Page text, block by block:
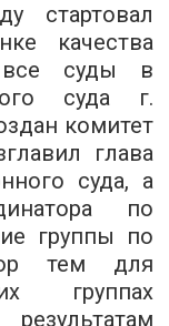
стартовал
качества
все суды в
суда г.
комитет
глава
суда, а
по
группы по
тем для
группах